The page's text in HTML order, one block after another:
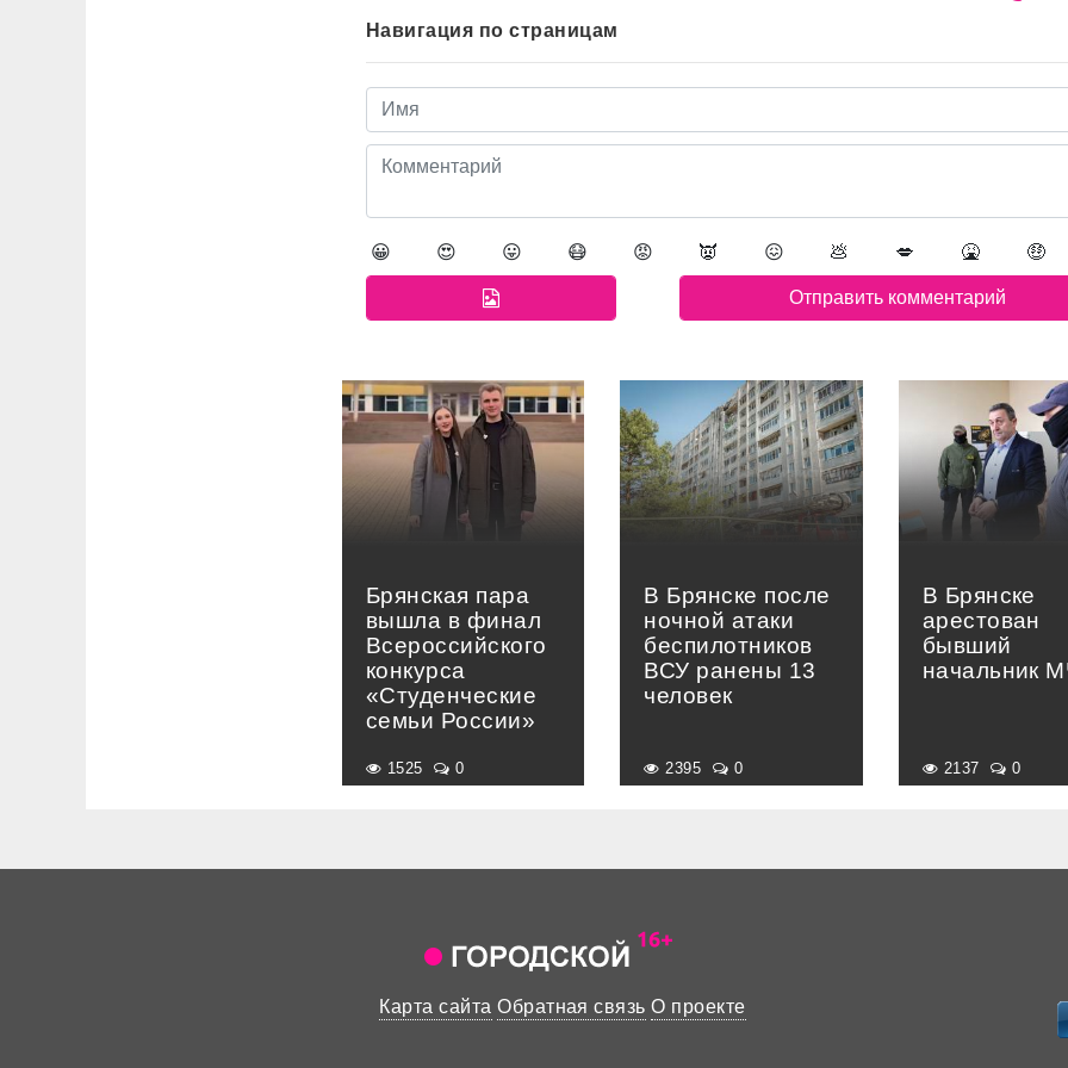
Навигация по страницам
😀 😍 😛 😷 😡 👿 😖 💩 💋 🤮 🤑
Брянская пара
вышла в финал
Всероссийского
конкурса
«Студенческие
семьи России»
1525 0
В Брянске после
ночной атаки
беспилотников
ВСУ ранены 13
человек
2395 0
В Брянске
арестован
бывший
начальник
2137 0
Карта сайта Обратная связь О проекте